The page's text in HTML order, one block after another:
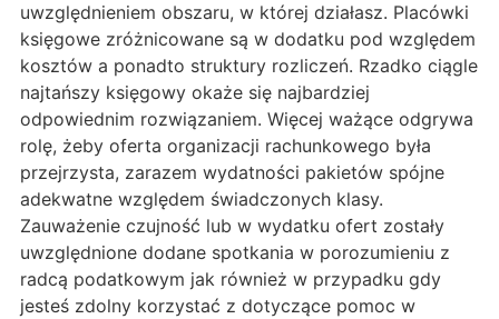
uwzględnieniem obszaru, w której działasz. Placówki
księgowe zróżnicowane są w dodatku pod względem
kosztów a ponadto struktury rozliczeń. Rzadko ciągle
najtańszy księgowy okaże się najbardziej
odpowiednim rozwiązaniem. Więcej ważące odgrywa
rolę, żeby oferta organizacji rachunkowego była
przejrzysta, zarazem wydatności pakietów spójne
adekwatne względem świadczonych klasy.
Zauważenie czujność lub w wydatku ofert zostały
uwzględnione dodane spotkania w porozumieniu z
radcą podatkowym jak również w przypadku gdy
jesteś zdolny korzystać z dotyczące pomoc w